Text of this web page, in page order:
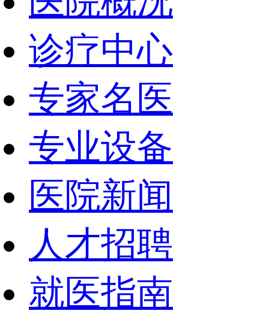
诊疗中心
专家名医
专业设备
医院新闻
人才招聘
就医指南